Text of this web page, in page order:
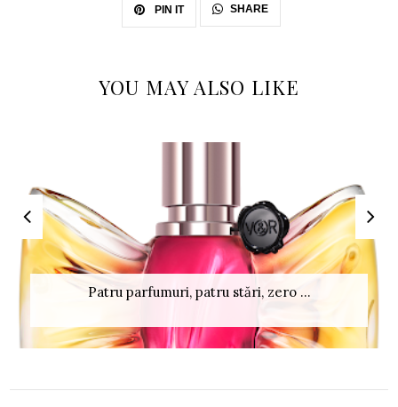
PIN IT SHARE
YOU MAY ALSO LIKE
Patru parfumuri, patru stări, zero ...